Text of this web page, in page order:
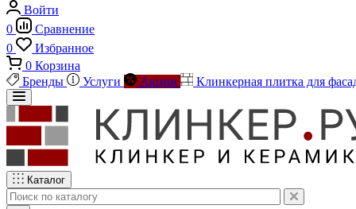
Войти
0
Сравнение
0
Избранное
0 Корзина
Бренды
Услуги Акции Клинкерная плитка для
Каталог